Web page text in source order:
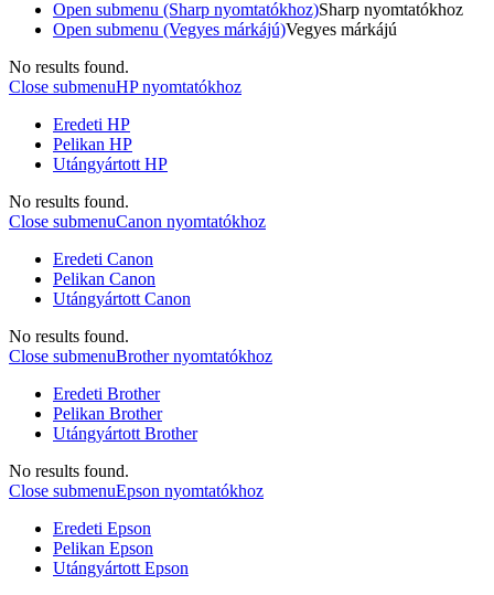
Open submenu (Sharp nyomtatókhoz)Sharp nyomtatókhoz
Open submenu (Vegyes márkájú)Vegyes márkájú
No results found.
Close submenuHP nyomtatókhoz
Eredeti HP
Pelikan HP
Utángyártott HP
No results found.
Close submenuCanon nyomtatókhoz
Eredeti Canon
Pelikan Canon
Utángyártott Canon
No results found.
Close submenuBrother nyomtatókhoz
Eredeti Brother
Pelikan Brother
Utángyártott Brother
No results found.
Close submenuEpson nyomtatókhoz
Eredeti Epson
Pelikan Epson
Utángyártott Epson